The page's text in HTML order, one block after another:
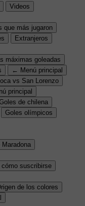
Videos
que más jugaron
Extranjeros
máximas goleadas
← Menú principal
vs San Lorenzo
principal
de chilena
Goles olímpicos
cómo suscribirse
de los colores